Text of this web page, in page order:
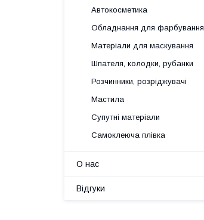
Автокосметика
Обладнання для фарбування
Матеріали для маскування
Шпателя, колодки, рубанки
Розчинники, розріджувачі
Мастила
Супутні матеріали
Самоклеюча плівка
О нас
Відгуки